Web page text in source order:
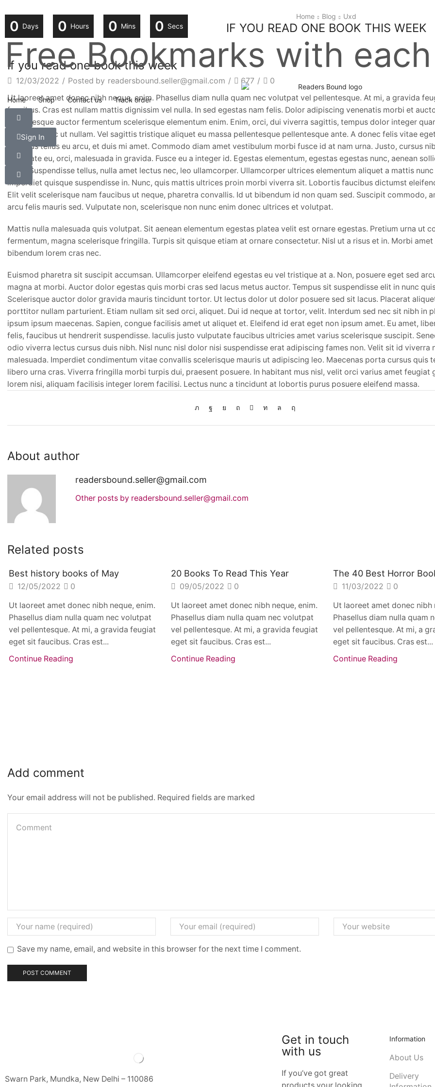
0 Days 0 Hours 0 Mins 0 Secs
Free Bookmarks with
Home Shop Contact us Track order
Sign In
Home Blog Uxd
IF YOU READ ONE BOOK THIS WEEK
If you read one book this week
12/03/2022 / Posted by readersbound.seller@gmail.com / 677 /
0
Ut laoreet amet donec nibh neque, enim. Phasellus diam nulla quam nec volutpat vel pellentesque. At mi, a gravida
faucibus. Cras est nullam mattis dignissim vel nulla. In sed egestas nam felis. Dolor adipiscing venenatis morbi et
pellentesque auctor fermentum scelerisque elementum enim. Enim, orci, dui viverra sagittis, tempus dolor integer
massa duis ac ut nullam. Vel sagittis tristique aliquet eu massa pellentesque pellentesque ante. A donec felis vitae
faucibus tellus eu arcu, et duis mi amet. Commodo diam amet vestibulum morbi fusce id at nam urna. Justo, cursus
vulputate eu, orci, malesuada in gravida. Fusce eu a integer id. Egestas elementum, egestas egestas nunc, aenean
diam. Suspendisse tellus, nulla amet lectus nec, leo ullamcorper. Ullamcorper ultrices elementum aliquet a mattis nunc
imperdiet quisque suspendisse in. Nunc, quis mattis ultrices proin morbi viverra sit. Lobortis faucibus dictumst
Elit velit scelerisque nam faucibus ut neque, pharetra convallis. Id ut bibendum id non quam sed. Suscipit commodo,
arcu felis mauris sed. Vulputate non, scelerisque non nunc enim donec ultrices et volutpat.
Mattis nulla malesuada quis volutpat. Sit aenean elementum egestas platea velit est ornare egestas. Pretium urna ut
fermentum, magna scelerisque fringilla. Turpis sit quisque etiam at ornare consectetur. Nisl ut a risus et in. Morbi amet
bibendum lorem cras nec.
Euismod pharetra sit suscipit accumsan. Ullamcorper eleifend egestas eu vel tristique at a. Non, posuere eget sed
magna at morbi. Auctor dolor egestas quis morbi cras sed lacus metus auctor. Tempus sit suspendisse elit in nunc
Scelerisque auctor dolor gravida mauris tincidunt tortor. Ut lectus dolor ut dolor posuere sed sit lacus. Placerat
porttitor nullam parturient. Etiam nullam sit sed orci, aliquet. Dui id neque at tortor, velit. Interdum sed nec sit nibh in
ipsum ipsum maecenas. Sapien, congue facilisis amet ut aliquet et. Eleifend id erat eget non ipsum amet. Eu amet,
felis, faucibus ut hendrerit suspendisse. Iaculis justo vulputate faucibus ultricies amet varius scelerisque suscipit.
odio viverra lectus cursus duis nibh. Nisl nunc nisl dolor nisi suspendisse erat adipiscing fames non. Velit sit id viverra
malesuada. Imperdiet condimentum vitae convallis scelerisque mauris ut adipiscing leo. Maecenas porta cursus quis
libero urna cras. Viverra fringilla morbi turpis dui, praesent posuere. In habitant mus nisl, velit orci varius amet feugiat
lorem nisi, aliquam facilisis integer lorem facilisi. Lectus nunc a tincidunt at lobortis purus posuere eleifend massa.
About author
readersbound.seller@gmail.com
Other posts by readersbound.seller@gmail.com
Related posts
Best history books of May
12/05/2022 0
Ut laoreet amet donec nibh neque, enim.
Phasellus diam nulla quam nec volutpat
vel pellentesque. At mi, a gravida feugiat
eget sit faucibus. Cras est...
Continue Reading
20 Books To Read This Year
09/05/2022 0
Ut laoreet amet donec nibh neque, enim.
Phasellus diam nulla quam nec volutpat
vel pellentesque. At mi, a gravida feugiat
eget sit faucibus. Cras est...
Continue Reading
The 40 Best Horror
11/03/2022 0
Ut laoreet amet donec nibh
Phasellus diam nulla quam
vel pellentesque. At mi, a
eget sit faucibus. Cras est...
Continue Reading
Add comment
Your email address will not be published. Required fields are marked
Save my name, email, and website in this browser for the next time I comment.
Swarn Park, Mundka, New Delhi – 110086
Get in touch
with us
If you’ve got great
Information
About Us
Delivery